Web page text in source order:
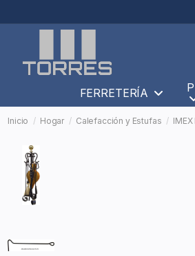
FERRETERÍA
Inicio Hogar Calefacción y Estufas